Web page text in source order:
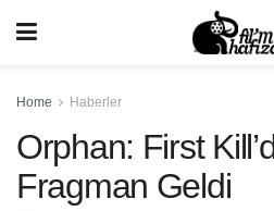
Home Haberler
Orphan: First
Fragman Geldi